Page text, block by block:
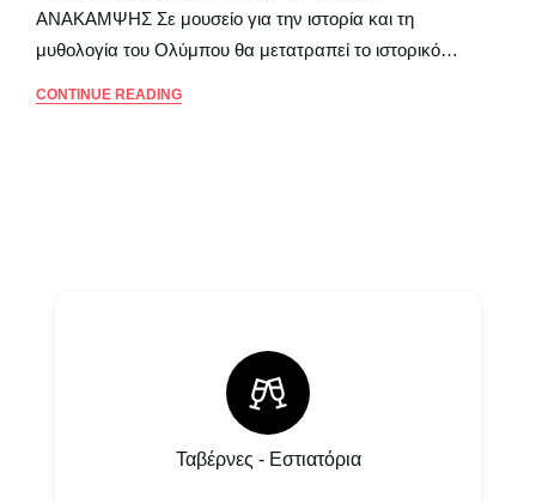
ΑΝΑΚΑΜΨΗΣ Σε μουσείο για την ιστορία και τη
μυθολογία του Ολύμπου θα μετατραπεί το ιστορικό…
CONTINUE READING
Ταβέρνες - Εστιατόρια